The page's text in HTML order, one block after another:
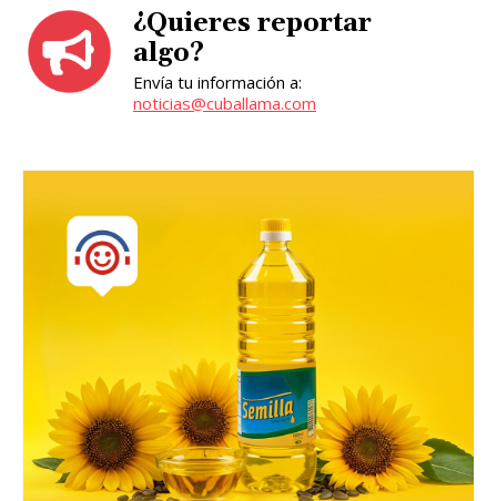
¿Quieres reportar
algo?
Envía tu información a:
noticias@cuballama.com